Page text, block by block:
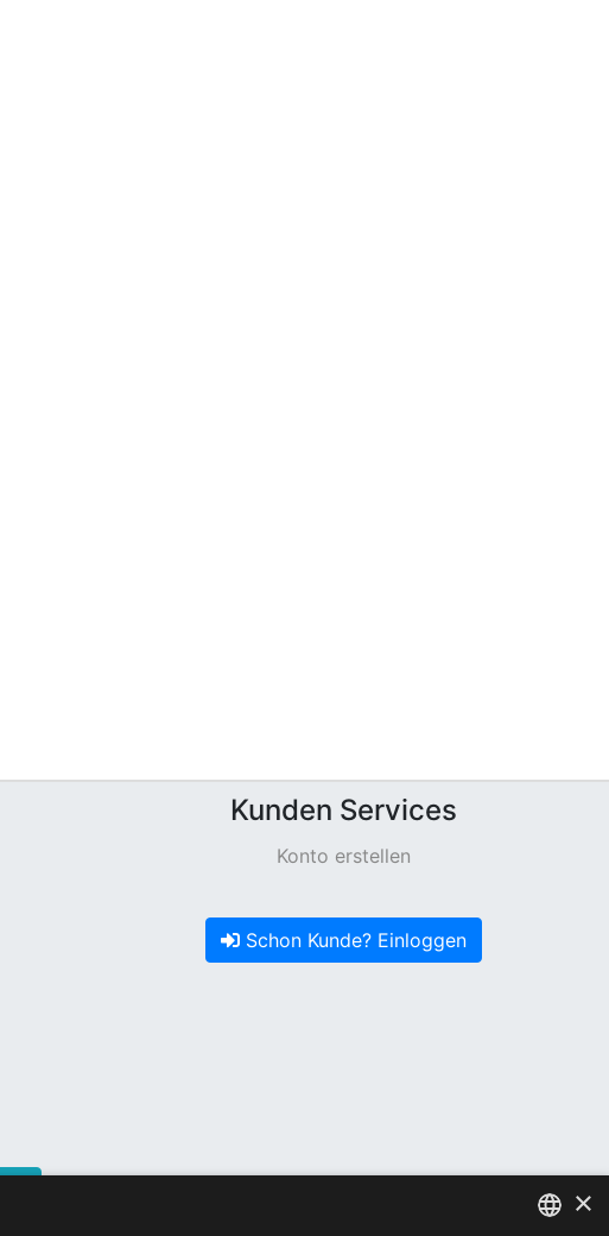
Kunden Services
Konto erstellen
Schon Kunde? Einloggen
×